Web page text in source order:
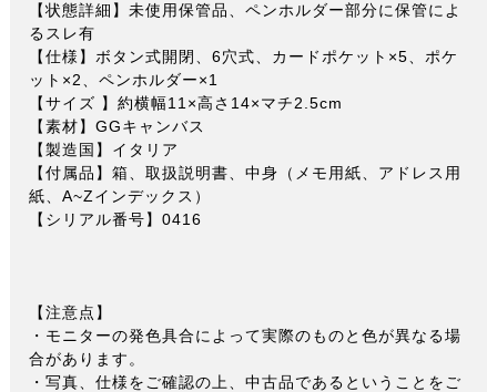
【状態詳細】未使用保管品、ペンホルダー部分に保管によ
るスレ有
【仕様】ボタン式開閉、6穴式、カードポケット×5、ポケ
ット×2、ペンホルダー×1
【サイズ 】約横幅11×高さ14×マチ2.5cm
【素材】GGキャンバス
【製造国】イタリア
【付属品】箱、取扱説明書、中身（メモ用紙、アドレス用
紙、A~Zインデックス）
【シリアル番号】0416
【注意点】
・モニターの発色具合によって実際のものと色が異なる場
合があります。
・写真、仕様をご確認の上、中古品であるということをご